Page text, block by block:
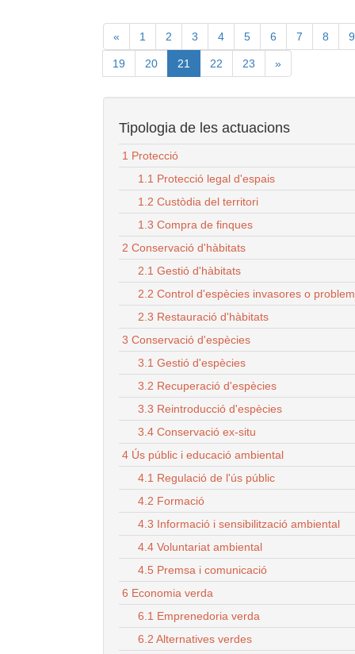
« 1 2 3 4 5 6 7 8 9
19 20 21 22 23 »
Tipologia de les actuacions
1 Protecció
1.1 Protecció legal d'espais
1.2 Custòdia del territori
1.3 Compra de finques
2 Conservació d'hàbitats
2.1 Gestió d'hàbitats
2.2 Control d'espècies invasores o
2.3 Restauració d'hàbitats
3 Conservació d'espècies
3.1 Gestió d'espècies
3.2 Recuperació d'espècies
3.3 Reintroducció d'espècies
3.4 Conservació ex-situ
4 Ús públic i educació ambiental
4.1 Regulació de l'ús públic
4.2 Formació
4.3 Informació i sensibilització ambiental
4.4 Voluntariat ambiental
4.5 Premsa i comunicació
6 Economia verda
6.1 Emprenedoria verda
6.2 Alternatives verdes